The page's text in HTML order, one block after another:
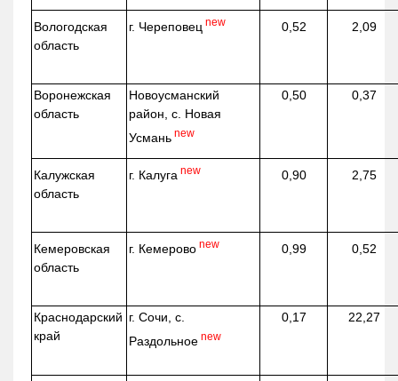
Вологодская
область
г. Череповец new 0,52 2,09
Воронежская
область
Новоусманский
район, с. Новая
Усмань new
0,50 0,37
Калужская
область
г. Калуга new 0,90 2,75
Кемеровская
область
г. Кемерово new 0,99 0,52
Краснодарский
край
г. Сочи, с.
Раздольное new
0,17 22,27